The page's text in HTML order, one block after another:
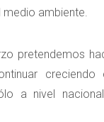
ambiente.
pretendemos
creciendo
a nivel